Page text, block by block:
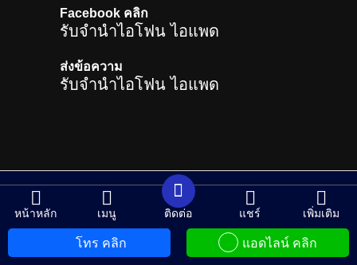
Facebook คลิก
รับจำนำไอโฟน ไอแพด
ส่งข้อความ
รับจำนำไอโฟน ไอแพด
CHANGE LANGUAGE
หน้าหลัก เมนู ติดต่อ แชร์ เพิ่มเติม
โทร คลิก แอดไลน์ คลิก